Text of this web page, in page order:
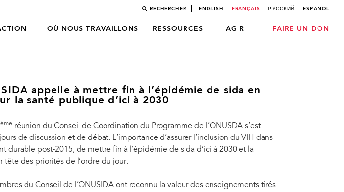
RECHERCHER ENGLISH FRANÇAIS РУССКИЙ ESPAÑOL
OÙ NOUS TRAVAILLONS RESSOURCES AGIR FAIRE UN DON
appelle à mettre fin à l’épidémie de sida en
la santé publique d’ici à 2030
ème réunion du Conseil de Coordination du Programme de l’ONUSDA s’est
de discussion et de débat. L’importance d’assurer l’inclusion du VIH dans
durable post-2015, de mettre fin à l’épidémie de sida d’ici à 2030 et la
tête des priorités de l’ordre du jour.
du Conseil de l’ONUSIDA ont reconnu la valeur des enseignements tirés